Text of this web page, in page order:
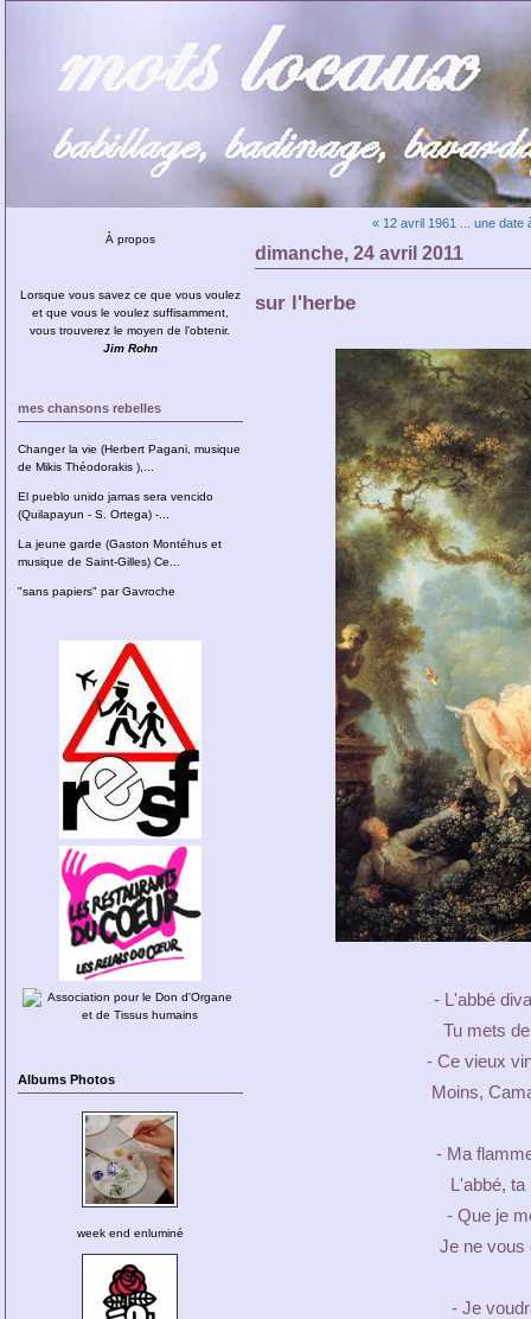
À propos
Lorsque vous savez ce que vous voulez
et que vous le voulez suffisamment,
vous trouverez le moyen de l’obtenir.
Jim Rohn
mes chansons rebelles
Changer la vie (Herbert Pagani, musique
de Mikis Théodorakis ),...
El pueblo unido jamas sera vencido
(Quilapayun - S. Ortega) -...
La jeune garde (Gaston Montéhus et
musique de Saint-Gilles) Ce...
"sans papiers" par Gavroche
Albums Photos
week end enluminé
« 12 avril 1961 ... une date
dimanche, 24 avril 2011
sur l'herbe
- L'abbé
Tu mets
- Ce vieux
Moins,
- Ma
L'abbé,
- Que je
Je ne vous
- Je